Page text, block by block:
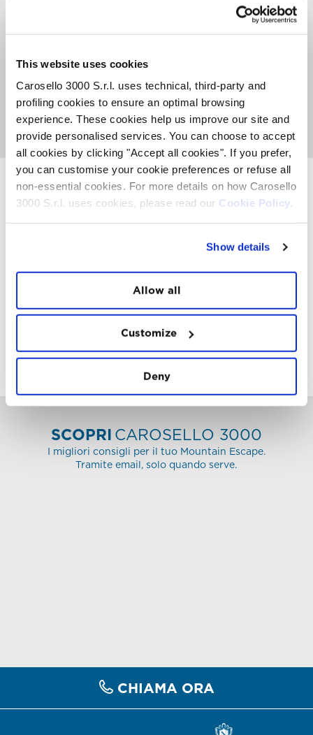
This website uses cookies
Carosello 3000 S.r.l. uses technical, third-party and
profiling cookies to ensure an optimal browsing
experience. These cookies help us improve our site and
provide personalised services. You can choose to accept
all cookies by clicking "Accept all cookies". If you prefer,
you can customise your cookie preferences or refuse all
non-essential cookies. For more details on how Carosello
3000 S.r.l. uses cookies, please read our Cookie Policy.
Show details
Allow all
Customize
Deny
SALUTO AL SOLE CON WELLNESS
BRUNCH.
Montagna di Carosello 3000, con una vista spettacolare
sulla valle di Livigno illuminata dai primi raggi di sole.
Dopo la lezione, al rifugio Carosello 3000 potrai gustare
un’abbondante colazione dolce e salata.
VAI ALLA PAGINA YOGA EXPERIENCE
INSTAWALL
FREEDOM
FOLLOWUS
SCOPRICAROSELLO 3000
I migliori consigli per il tuo Mountain Escape.
Tramite email, solo quando serve.
CHIAMA ORA